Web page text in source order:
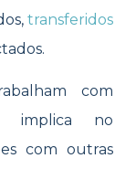
transferidos
com
implica no
com outras